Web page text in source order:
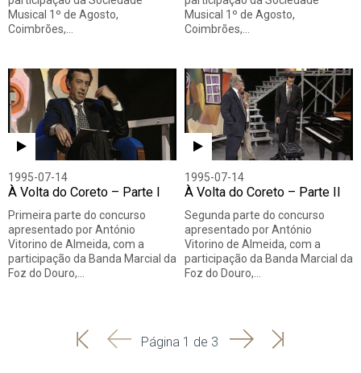
Musical 1º de Agosto,
Coimbrões,…
Musical 1º de Agosto,
Coimbrões,…
1995-07-14
À Volta do Coreto – Parte I
Primeira parte do concurso
apresentado por António
Vitorino de Almeida, com a
participação da Banda Marcial da
Foz do Douro,…
1995-07-14
À Volta do Coreto – Parte II
Segunda parte do concurso
apresentado por António
Vitorino de Almeida, com a
participação da Banda Marcial da
Foz do Douro,…
'
'
Página 1 de 3 SeguinteÚltima